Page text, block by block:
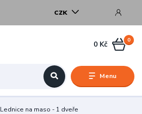
Menu
CZK
0
0 Kč
Lednice na maso - 1 dveře